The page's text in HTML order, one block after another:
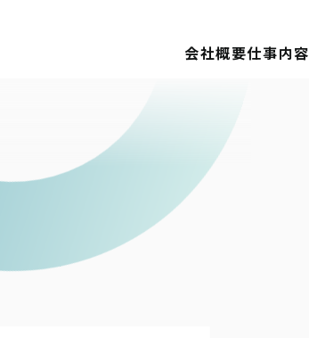
会社概要仕事内容